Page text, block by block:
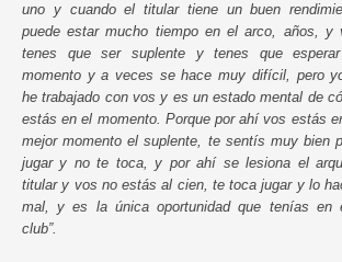
uno y cuando el titular tiene un buen
puede estar mucho tiempo en el arco, años, y
tenes que ser suplente y tenes que
momento y a veces se hace muy difícil, pero
he trabajado con vos y es un estado mental de
estás en el momento. Porque por ahí vos estás
mejor momento el suplente, te sentís muy bien
jugar y no te toca, y por ahí se lesiona el
titular y vos no estás al cien, te toca jugar y lo
mal, y es la única oportunidad que tenías en
club”.